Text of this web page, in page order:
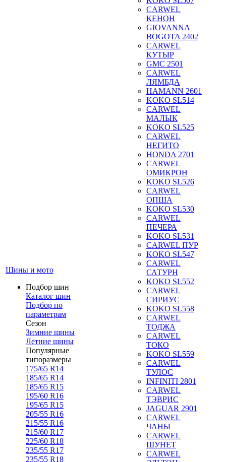
Шины и мото
Подбор шин
Каталог шин
Подбор по
параметрам
Сезон
Зимние шины
Летние шины
Популярные
типоразмеры
175/65 R14
185/65 R14
185/65 R15
195/60 R16
195/65 R15
205/55 R16
215/55 R16
215/60 R17
225/60 R18
235/55 R17
235/55 R18
CARWEL
КЕНОН
GIOVANNA
BOGOTA 2402
CARWEL
КУТЫР
GMC 2501
CARWEL
ЛЯМБДА
HAMANN 2601
KOKO SL514
CARWEL
МАЛЫК
KOKO SL525
CARWEL
НЕГИТО
HONDA 2701
CARWEL
ОМИКРОН
KOKO SL526
CARWEL
ОПША
KOKO SL530
CARWEL
ПЕЧЕРА
KOKO SL531
CARWEL ПУР
KOKO SL547
CARWEL
САТУРН
KOKO SL552
CARWEL
СИРИУС
KOKO SL558
CARWEL
ТОДЖА
CARWEL
ТОКО
KOKO SL559
CARWEL
ТУЛОС
INFINITI 2801
CARWEL
ТЭВРИС
JAGUAR 2901
CARWEL
ЧАНЫ
CARWEL
ШУНЕТ
CARWEL